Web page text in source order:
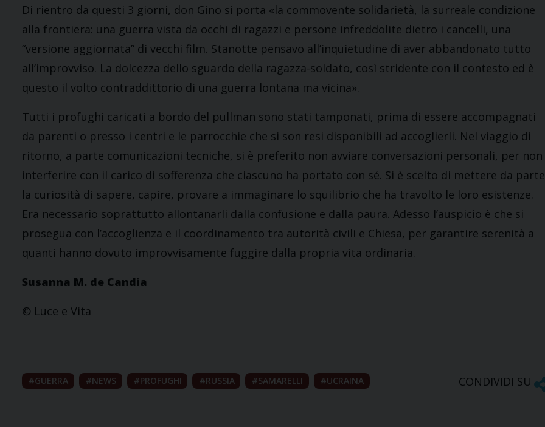
Di rientro da questi 3 giorni, don Gino si porta «la commovente solidarietà, la surreale condizione
alla frontiera: una guerra vista da occhi di ragazzi e persone infreddolite dietro i cancelli, una
“versione aggiornata” di vecchi film. Stanotte pensavo all’inquietudine di aver abbandonato tutto
all’improvviso. La dolcezza dello sguardo della ragazza-soldato, così stridente con il contesto ed è
questo il volto contraddittorio di una guerra lontana ma vicina».
Tutti i profughi caricati a bordo del pullman sono stati tamponati, prima di essere accompagnati
da parenti o presso i centri e le parrocchie che si son resi disponibili ad accoglierli. Nel viaggio di
ritorno, a parte comunicazioni tecniche, si è preferito non avviare conversazioni personali, per non
interferire con il carico di sofferenza che ciascuno ha portato con sé. Si è scelto di mettere da parte
la curiosità di sapere, capire, provare a immaginare lo squilibrio che ha travolto le loro esistenze.
Era necessario soprattutto allontanarli dalla confusione e dalla paura. Adesso l’auspicio è che si
prosegua con l’accoglienza e il coordinamento tra autorità civili e Chiesa, per garantire serenità a
quanti hanno dovuto improvvisamente fuggire dalla propria vita ordinaria.
Susanna M. de Candia
© Luce e Vita
GUERRA NEWS PROFUGHI RUSSIA SAMARELLI UCRAINA CONDIVIDI SU